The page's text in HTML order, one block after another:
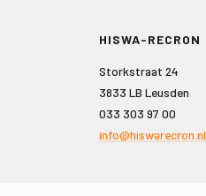
HISWA-RECRON
Storkstraat 24
3833 LB Leusden
033 303 97 00
info@hiswarecron.nl